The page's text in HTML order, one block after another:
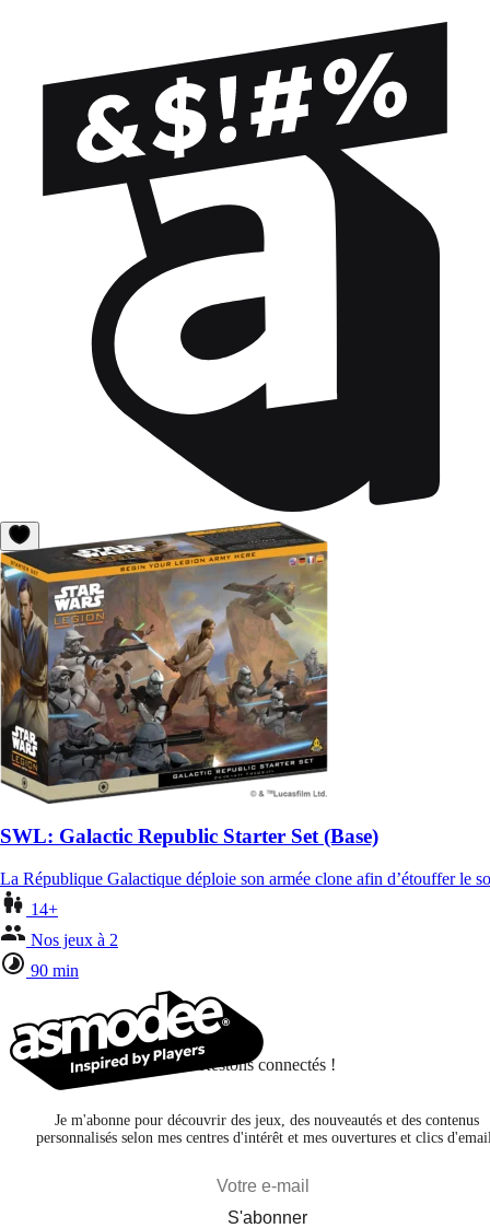
SWL: Galactic Republic Starter Set (Base)
La République Galactique déploie son armée clone afin d’étouffer le
14+
Nos jeux à 2
90 min
Restons connectés !
Je m'abonne pour découvrir des jeux, des nouveautés et des contenus
personnalisés selon mes centres d'intérêt et mes ouvertures et clics
S'abonner